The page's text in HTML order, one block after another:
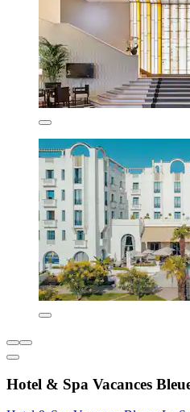
Hotel & Spa Vacances